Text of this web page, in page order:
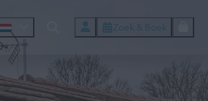
Zoek & Boek